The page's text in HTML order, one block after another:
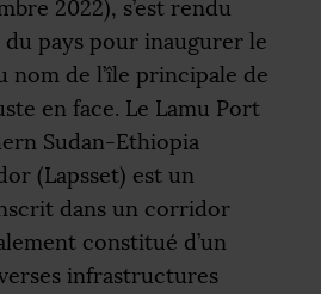
2022), s’est rendu
pays pour inaugurer le
nom de l’île principale de
en face. Le Lamu Port
Sudan-Ethiopia
(Lapsset) est un
dans un corridor
constitué d’un
infrastructures